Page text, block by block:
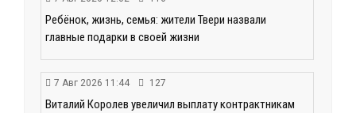
Ребёнок, жизнь, семья: жители Твери назвали
главные подарки в своей жизни
7 Авг 2026 11:44 127
Виталий Королев увеличил выплату контрактникам